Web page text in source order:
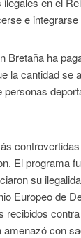
e
Bretaña ha
la cantidad se
El programa
su
Europeo de
recibidos
con